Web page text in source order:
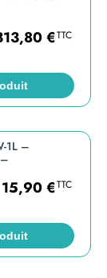
€TTC
1L –
15,90€TTC